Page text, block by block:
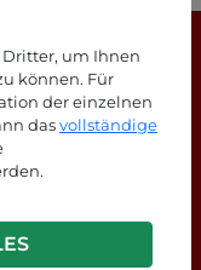
um Ihnen
können. Für
der einzelnen
dasvollständige